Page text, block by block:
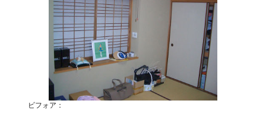
ビフォア：